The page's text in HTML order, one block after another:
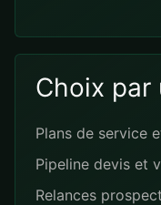
Choix par
Plans de service
Pipeline devis et
Relances